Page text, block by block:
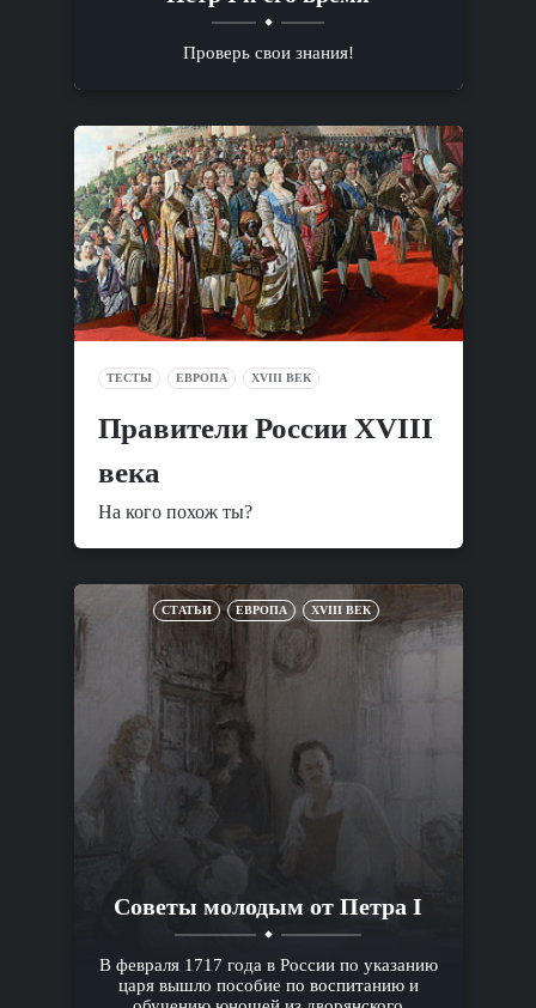
Проверь свои знания!
ТЕСТЫ ЕВРОПА XVIII ВЕК
Правители России XVIII
века
На кого похож ты?
СТАТЬИ ЕВРОПА XVIII ВЕК
Советы молодым от Петра I
В февраля 1717 года в России по указанию
царя вышло пособие по воспитанию и